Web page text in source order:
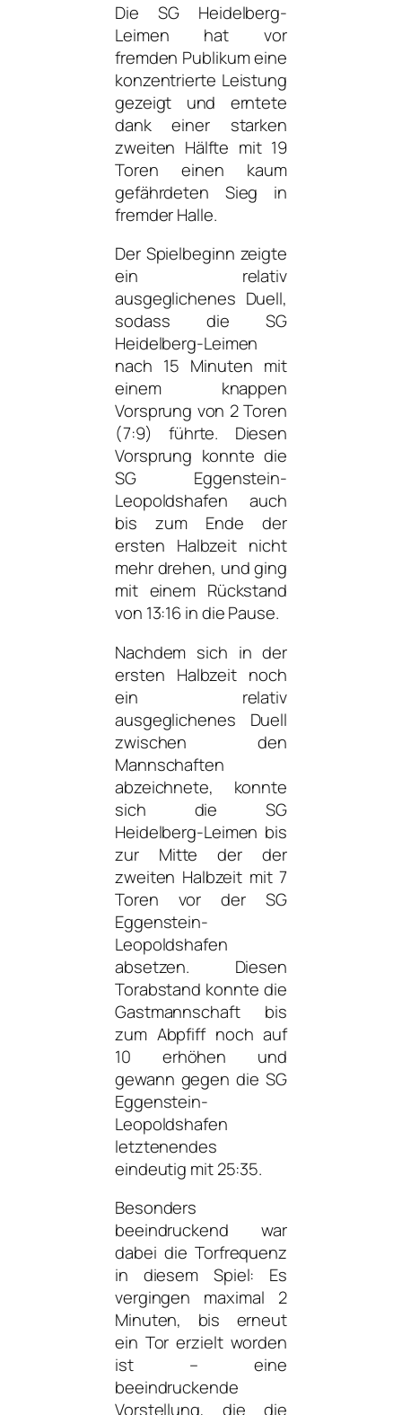
Die SG Heidelberg-
Leimen hat vor
fremden Publikum eine
konzentrierte Leistung
gezeigt und erntete
dank einer starken
zweiten Hälfte mit 19
Toren einen kaum
gefährdeten Sieg in
fremder Halle.
Der Spielbeginn zeigte
ein relativ
ausgeglichenes Duell,
sodass die SG
Heidelberg-Leimen
nach 15 Minuten mit
einem knappen
Vorsprung von 2 Toren
(7:9) führte. Diesen
Vorsprung konnte die
SG Eggenstein-
Leopoldshafen auch
bis zum Ende der
ersten Halbzeit nicht
mehr drehen, und ging
mit einem Rückstand
von 13:16 in die Pause.
Nachdem sich in der
ersten Halbzeit noch
ein relativ
ausgeglichenes Duell
zwischen den
Mannschaften
abzeichnete, konnte
sich die SG
Heidelberg-Leimen bis
zur Mitte der der
zweiten Halbzeit mit 7
Toren vor der SG
Eggenstein-
Leopoldshafen
absetzen. Diesen
Torabstand konnte die
Gastmannschaft bis
zum Abpfiff noch auf
10 erhöhen und
gewann gegen die SG
Eggenstein-
Leopoldshafen
letztenendes
eindeutig mit 25:35.
Besonders
beeindruckend war
dabei die Torfrequenz
in diesem Spiel: Es
vergingen maximal 2
Minuten, bis erneut
ein Tor erzielt worden
ist – eine
beeindruckende
Vorstellung, die die